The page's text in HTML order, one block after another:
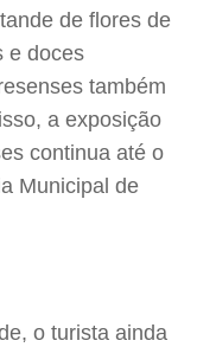
de flores de
e doces
também
a exposição
continua até o
Municipal de
o turista ainda